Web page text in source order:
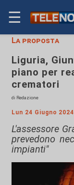
☰
La proposta
Liguria,
piano per
crematori
di Redazione
Lun 24 Giugno 2024
L'assessore
prevedono
impianti"